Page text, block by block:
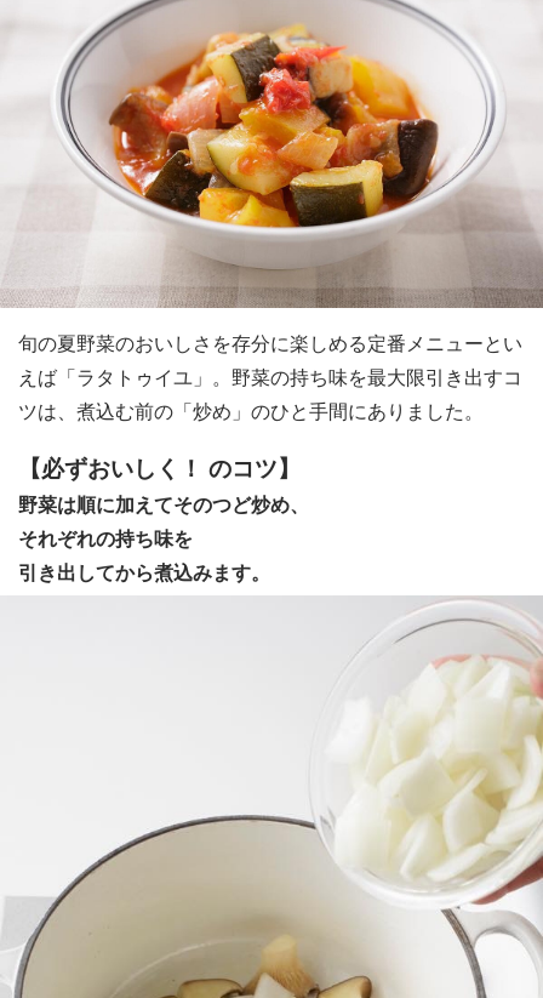
旬の夏野菜のおいしさを存分に楽しめる定番メニューとい
えば「ラタトゥイユ」。野菜の持ち味を最大限引き出すコ
ツは、煮込む前の「炒め」のひと手間にありました。
【必ずおいしく！ のコツ】
野菜は順に加えてそのつど炒め、
それぞれの持ち味を
引き出してから煮込みます。